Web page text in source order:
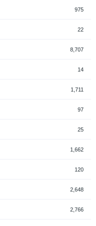
975
22
8,707
14
1,711
97
25
1,662
120
2,648
2,766